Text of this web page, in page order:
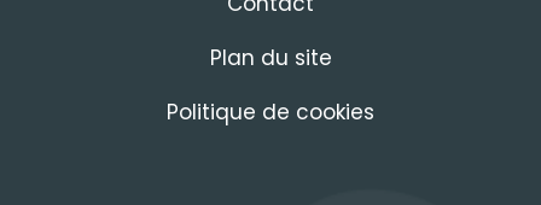
Plan du site
Politique de cookies